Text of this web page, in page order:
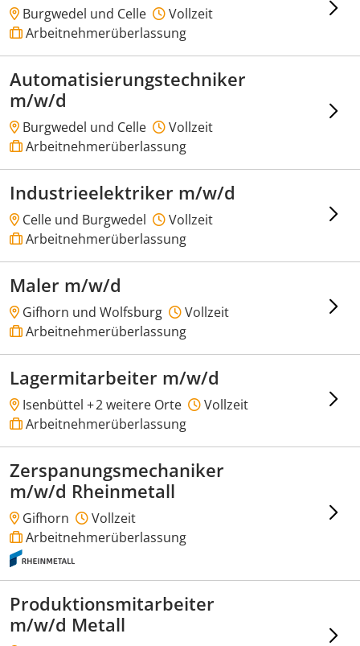
Burgwedel und Celle
Vollzeit
Arbeitnehmerüberlassung
Automatisierungstechniker
m/w/d
Burgwedel und Celle
Vollzeit
Arbeitnehmerüberlassung
Industrieelektriker m/w/d
Celle und Burgwedel
Vollzeit
Arbeitnehmerüberlassung
Maler m/w/d
Gifhorn und Wolfsburg
Vollzeit
Arbeitnehmerüberlassung
Lagermitarbeiter m/w/d
Isenbüttel +2 weitere Orte
Vollzeit
Arbeitnehmerüberlassung
Zerspanungsmechaniker
m/w/d Rheinmetall
Gifhorn
Vollzeit
Arbeitnehmerüberlassung
Produktionsmitarbeiter
m/w/d Metall